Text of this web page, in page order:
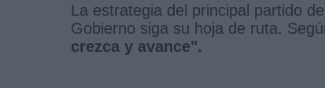
La estrategia del principal partido
Gobierno siga su hoja de ruta.
crezca y avance".